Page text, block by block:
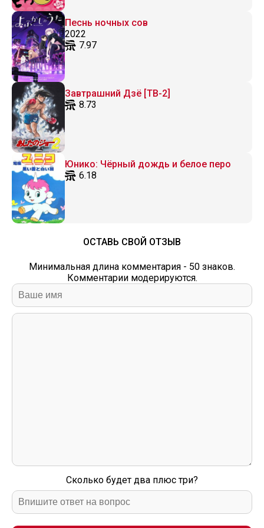
Песнь ночных сов
2022
7.97
Завтрашний Дзё [ТВ-2]
8.73
Юнико: Чёрный дождь и белое перо
6.18
ОСТАВЬ СВОЙ ОТЗЫВ
Минимальная длина комментария - 50 знаков.
Комментарии модерируются.
Сколько будет два плюс три?